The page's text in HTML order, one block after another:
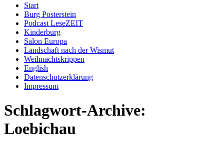
Start
Burg Posterstein
Podcast LeseZEIT
Kinderburg
Salon Europa
Landschaft nach der Wismut
Weihnachtskrippen
English
Datenschutzerklärung
Impressum
Schlagwort-Archive:
Loebichau